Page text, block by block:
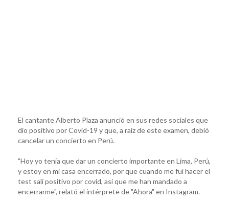
El cantante Alberto Plaza anunció en sus redes sociales que
dio positivo por Covid-19 y que, a raíz de este examen, debió
cancelar un concierto en Perú.
"Hoy yo tenía que dar un concierto importante en Lima, Perú,
y estoy en mi casa encerrado, por que cuando me fui hacer el
test salí positivo por covid, así que me han mandado a
encerrarme", relató el intérprete de "Ahora" en Instagram.